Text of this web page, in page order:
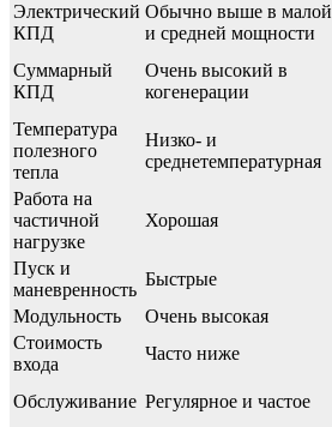
Электрический
КПД
Обычно выше в малой
и средней мощности
Суммарный
КПД
Очень высокий в
когенерации
Температура
полезного
тепла
Низко- и
среднетемпературная
Работа на
частичной
нагрузке
Хорошая
Пуск и
маневренность
Быстрые
Модульность
Очень высокая
Стоимость
входа
Часто ниже
Обслуживание Регулярное и частое